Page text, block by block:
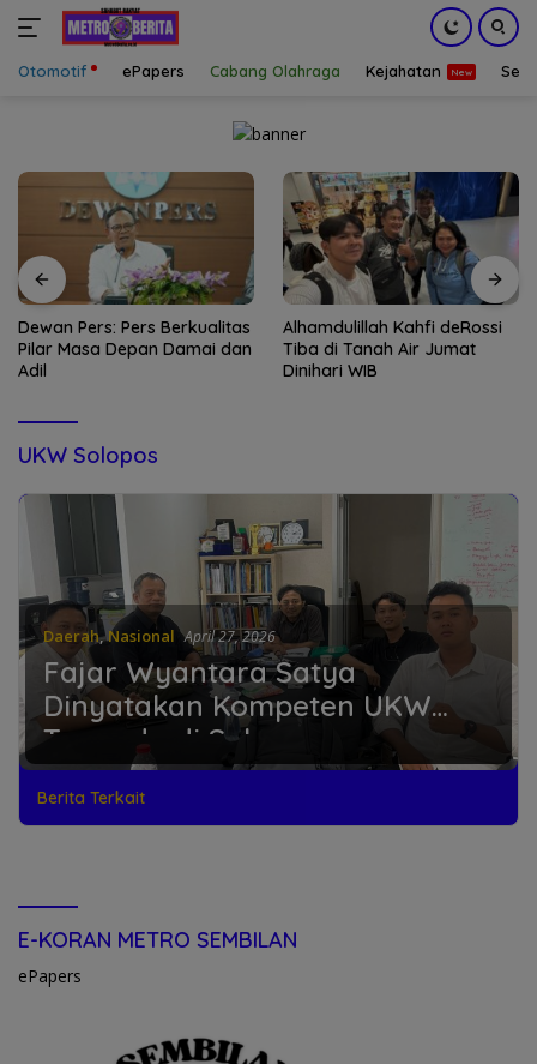
Otomotif ePapers Cabang Olahraga Kejahatan
Dewan Pers: Pers Berkualitas
Pilar Masa Depan Damai dan
Adil
Alhamdulillah Kahfi deRossi
Tiba di Tanah Air Jumat
Dinihari WIB
UKW Solopos
Daerah,Nasional April 27, 2026
Fajar Wyantara Satya
Dinyatakan Kompeten UKW
Termuda di Solo
Berita Terkait
E-KORAN METRO SEMBILAN
ePapers